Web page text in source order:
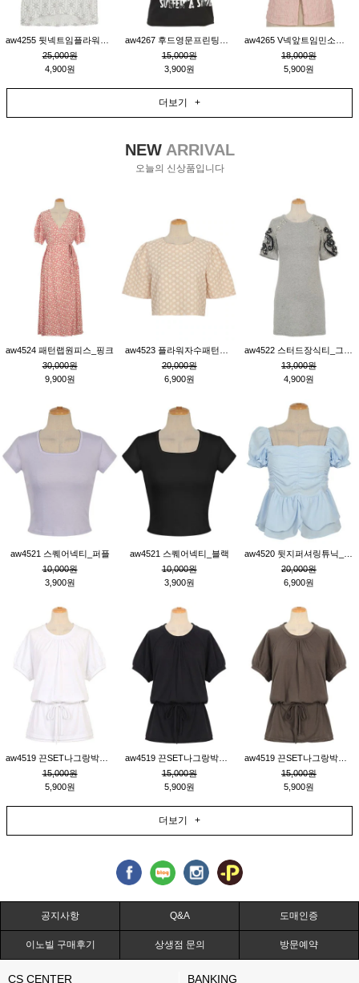
25,000원
4,900원
15,000원
3,900원
18,000원
5,900원
더보기 +
NEWARRIVAL
오늘의 신상품입니다
aw4524 패턴랩원피스_핑크
30,000원
9,900원
20,000원
6,900원
13,000원
4,900원
aw4521 스퀘어넥티_퍼플
10,000원
3,900원
aw4521 스퀘어넥티_블랙
10,000원
3,900원
20,000원
6,900원
15,000원
5,900원
15,000원
5,900원
15,000원
5,900원
더보기 +
공지사항 Q&A 도매인증
이노빌 구매후기 상생점 문의 방문예약
CS CENTER BANKING